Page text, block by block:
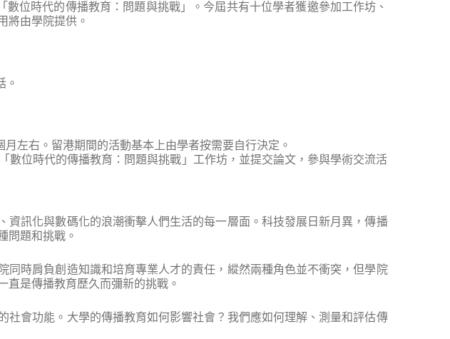
位時代的傳播教育：問題與挑戰」。今屆共有十位學者獲邀參加工作坊、
將由學院提供。
。
左右。留港期間的活動基本上由學者按需要自行決定。
數位時代的傳播教育：問題與挑戰」工作坊，並提交論文，參與學術交流活
資訊化與數碼化的浪潮衝擊人們生活的每一層面。科技發展日新月異，傳播
問題和挑戰。
同時肩負創造知識和培育專業人才的責任，縱然兩種角色並不衝突，但學院
直是傳播教育歷久而彌新的挑戰。
社會功能。大學的傳播教育如何影響社會？我們應如何理解、測量和評估傳